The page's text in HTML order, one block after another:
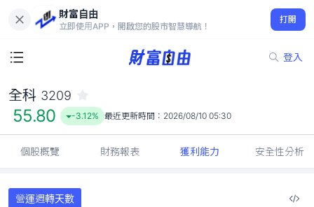
財富自由
立即使用APP，開啟您的股市智慧導航！
打開
登入
55.80
-3.12%
全科 3209
55.80 -3.12% 最近更新時間： 2026/08/10 05:30
個股概覽 財務報表 獲利能力 安全性分析
營運週轉天數